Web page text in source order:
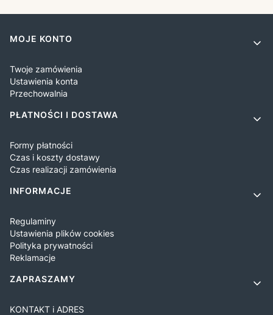
Linki w stopce
MOJE KONTO
Twoje zamówienia
Ustawienia konta
Przechowalnia
PŁATNOŚCI I DOSTAWA
Formy płatności
Czas i koszty dostawy
Czas realizacji zamówienia
INFORMACJE
Regulaminy
Ustawienia plików cookies
Polityka prywatności
Reklamacje
ZAPRASZAMY
KONTAKT i ADRES